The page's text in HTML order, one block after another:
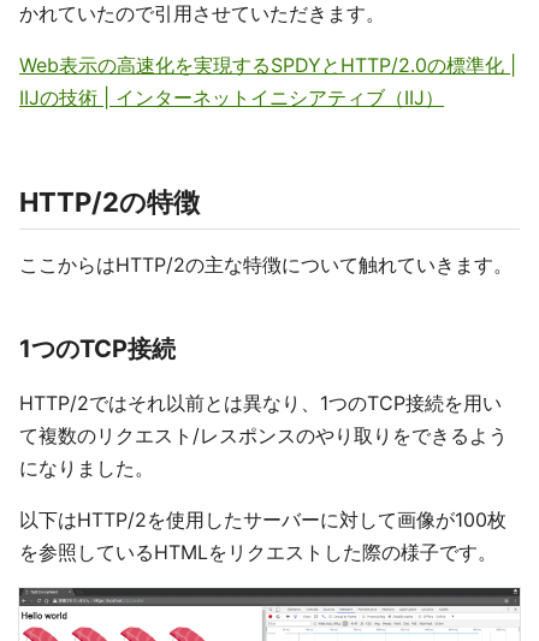
かれていたので引用させていただきます。
Web表示の高速化を実現するSPDYとHTTP/2.0の標準化 |
IIJの技術 | インターネットイニシアティブ（IIJ）
HTTP/2の特徴
ここからはHTTP/2の主な特徴について触れていきます。
1つのTCP接続
HTTP/2ではそれ以前とは異なり、1つのTCP接続を用い
て複数のリクエスト/レスポンスのやり取りをできるよう
になりました。
以下はHTTP/2を使用したサーバーに対して画像が100枚
を参照しているHTMLをリクエストした際の様子です。